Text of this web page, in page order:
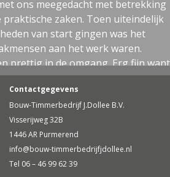
meegedacht met betrekking
zaken. Toen uiteindelijk
start gingen was het
aan het werk waren.
in de omgang. Erg fijn want
best wel een grote impact op
gewerkt en het
er erg blij mee en kunnen
harte aanbevelen!
Contactgegevens
Bouw-Timmerbedrijf J.Dollee B.V.
Visserijweg 32B
1446 AR Purmerend
info@bouw-timmerbedrijfjdollee.nl
Tel 06 – 46 99 62 39